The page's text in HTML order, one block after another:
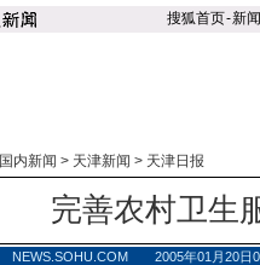
搜狐首页-新闻
国内新闻 > 天津新闻 > 天津日报
完善农村卫生
NEWS.SOHU.COM 2005年01月20